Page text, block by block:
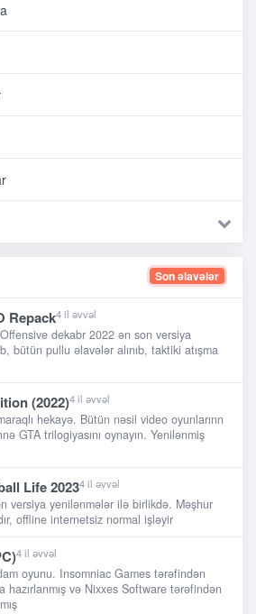
Son əlavələr
Repack4 il əvvəl
dekabr 2022 ən son versiya
bütün pullu əlavələr alınıb, taktiki atışma
(2022)4 il əvvəl
hekayə. Bütün nəsil video oyunlarınn
GTA trilogiyasını oynayın. Yenilənmiş
Life 20234 il əvvəl
versiya yenilənmələr ilə birlikdə. Məşhur
offline internetsiz normal işləyir
4 il əvvəl
oyunu. Insomniac Games tərəfindən
hazırlanmış və Nixxes Software tərəfindən